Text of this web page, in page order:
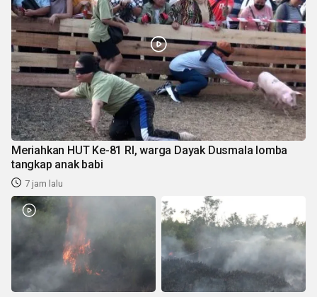
Meriahkan HUT Ke-81 RI, warga Dayak Dusmala lomba
tangkap anak babi
7 jam lalu